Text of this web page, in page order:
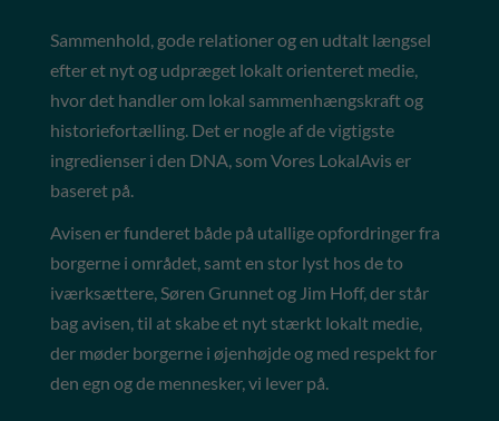
Sammenhold, gode relationer og en udtalt længsel
efter et nyt og udpræget lokalt orienteret medie,
hvor det handler om lokal sammenhængskraft og
historiefortælling. Det er nogle af de vigtigste
ingredienser i den DNA, som Vores LokalAvis er
baseret på.
Avisen er funderet både på utallige opfordringer fra
borgerne i området, samt en stor lyst hos de to
iværksættere, Søren Grunnet og Jim Hoff, der står
bag avisen, til at skabe et nyt stærkt lokalt medie,
der møder borgerne i øjenhøjde og med respekt for
den egn og de mennesker, vi lever på.